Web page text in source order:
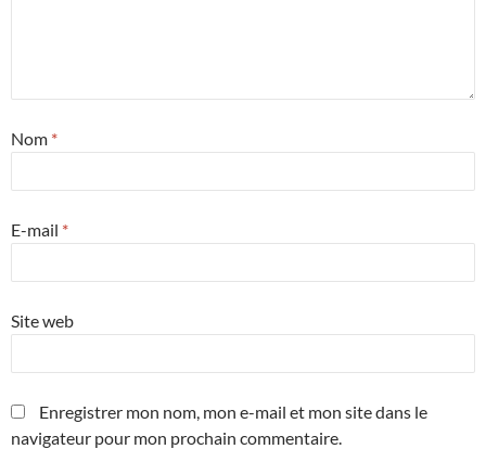
Nom *
E-mail *
Site web
Enregistrer mon nom, mon e-mail et mon site dans le
navigateur pour mon prochain commentaire.